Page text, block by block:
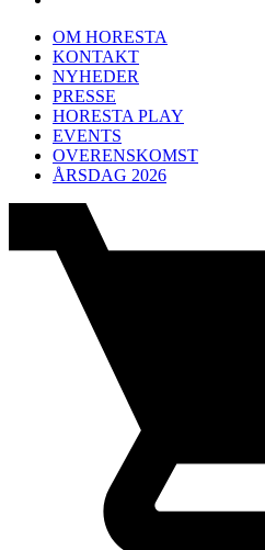
OM HORESTA
KONTAKT
NYHEDER
PRESSE
HORESTA PLAY
EVENTS
OVERENSKOMST
ÅRSDAG 2026